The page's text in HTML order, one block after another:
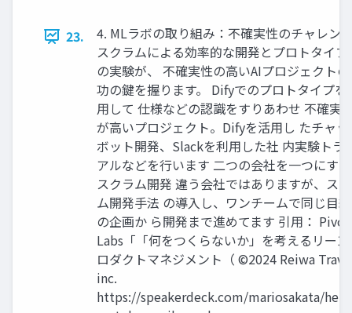
23.
4. MLラボの取り組み：不確実性のチャレン
スクラムによる効率的な開発とプロトタイプ
の実験が、 不確実性の⾼いAIプロジェクト
功の鍵を握ります。 Difyでのプロトタイプを
⽤して 仕様などの認識をすりあわせ 不確実
が⾼いプロジェクト。Difyを活⽤し たチャ
ボット開発、Slackを利⽤した社 内実験トラ
アルなどを⾏います ⼆つの会社を⼀つにする
スクラム開発 違う会社ではありますが、ス
ム開発⼿法 の導⼊し、ワンチームで同じ⽬
の企画か ら開発まで進めてます 引用：
Labs「「何をつくらないか」を考えるリー
ロダクトマネジメント（ ©2024 Reiwa
inc.
https://speakerdeck.com/mariosakata/he-